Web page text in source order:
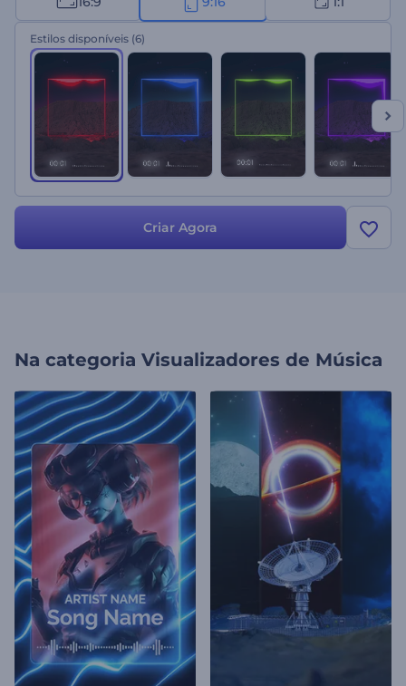
YouTube, plataformas de mídia social, shows de música e muito
mais. Crie agora e mantenha seus ouvintes conectados do início ao
fim!Estilos disponíveis (6)
Criar Agora
Na categoria Visualizadores de Música